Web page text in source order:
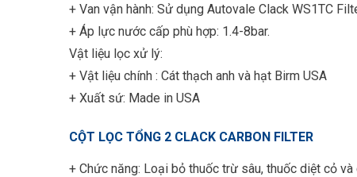
+ Van vận hành: Sử dụng Autovale Clack WS1TC
+ Áp lực nước cấp phù hợp: 1.4-8bar.
Vật liệu lọc xử lý:
+ Vật liệu chính : Cát thạch anh và hạt Birm USA
+ Xuất sứ: Made in USA
CỘT LỌC TỔNG 2 CLACK CARBON FILTER
+ Chức năng: Loại bỏ thuốc trừ sâu, thuốc diệt cỏ